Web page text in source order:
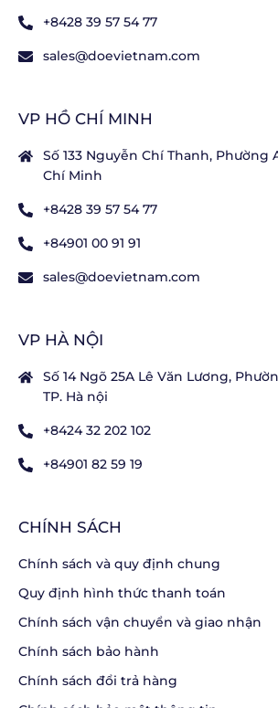
+8428 39 57 54 77
sales@doevietnam.com
VP HỒ CHÍ MINH
Số 133 Nguyễn Chí Thanh, Phường
Chí Minh
+8428 39 57 54 77
+84901 00 91 91
sales@doevietnam.com
VP HÀ NỘI
Số 14 Ngõ 25A Lê Văn Lương,
TP. Hà nội
+8424 32 202 102
+84901 82 59 19
CHÍNH SÁCH
Chính sách và quy định chung
Quy định hình thức thanh toán
Chính sách vận chuyển và giao nhận
Chính sách bảo hành
Chính sách đổi trả hàng